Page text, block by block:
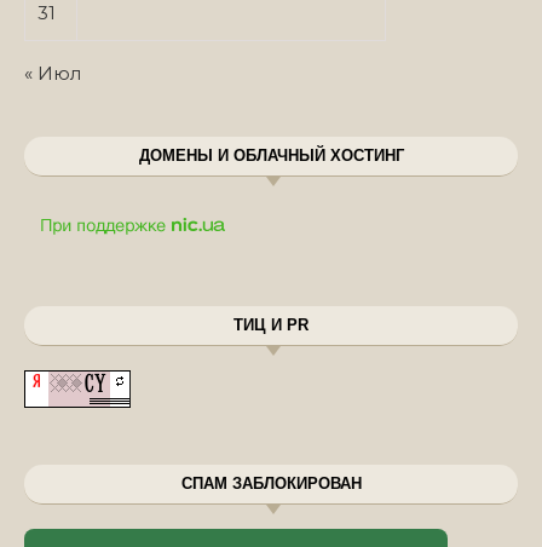
31
« Июл
ДОМЕНЫ И ОБЛАЧНЫЙ ХОСТИНГ
ТИЦ И PR
СПАМ ЗАБЛОКИРОВАН